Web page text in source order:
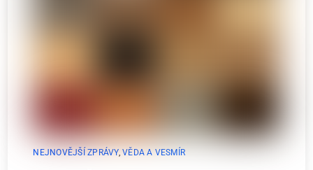
NEJNOVĚJŠÍ ZPRÁVY,VĚDA A VESMÍR